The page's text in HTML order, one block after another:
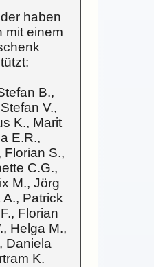
haben
mit einem
B.,
V.,
K., Marit
E.R.,
Florian S.,
C.G.,
M., Jörg
A., Patrick
Florian
Helga M.,
Daniela
K.